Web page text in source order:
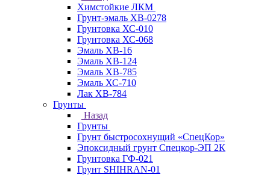
Химстойкие ЛКМ
Грунт-эмаль ХВ-0278
Грунтовка ХС-010
Грунтовка ХС-068
Эмаль ХВ-16
Эмаль ХВ-124
Эмаль ХВ-785
Эмаль ХС-710
Лак ХВ-784
Грунты
Назад
Грунты
Грунт быстросохнущий «СпецКор»
Эпоксидный грунт Спецкор-ЭП 2К
Грунтовка ГФ-021
Грунт SHIHRAN-01